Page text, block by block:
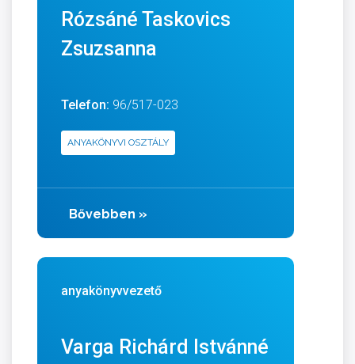
Rózsáné Taskovics
Zsuzsanna
Telefon: 96/517-023
ANYAKÖNYVI OSZTÁLY
Bővebben »
anyakönyvvezető
Varga Richárd Istvánné